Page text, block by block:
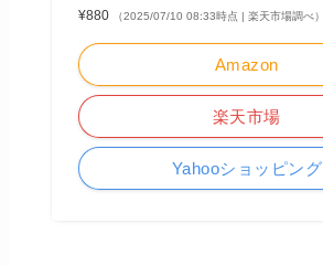
¥880
（2025/07/10 08:33時点 | 楽天市場調べ）
Amazon
楽天市場
Yahooショッピング